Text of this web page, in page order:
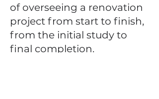
of overseeing a renovation
project from start to finish,
from the initial study to
final completion.